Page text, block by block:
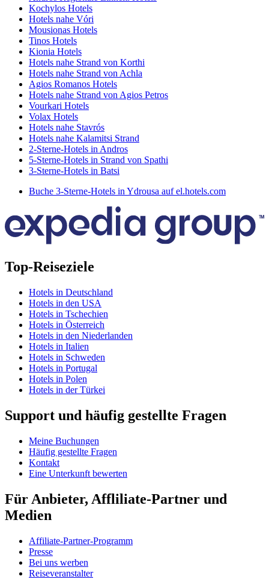
Kochylos Hotels
Hotels nahe Vóri
Mousionas Hotels
Tinos Hotels
Kionia Hotels
Hotels nahe Strand von Korthi
Hotels nahe Strand von Achla
Agios Romanos Hotels
Hotels nahe Strand von Agios Petros
Vourkari Hotels
Volax Hotels
Hotels nahe Stavrós
Hotels nahe Kalamitsi Strand
2-Sterne-Hotels in Andros
5-Sterne-Hotels in Strand von Spathi
3-Sterne-Hotels in Batsi
Buche 3-Sterne-Hotels in Ydrousa auf el.hotels.com
Top-Reiseziele
Hotels in Deutschland
Hotels in den USA
Hotels in Tschechien
Hotels in Österreich
Hotels in den Niederlanden
Hotels in Italien
Hotels in Schweden
Hotels in Portugal
Hotels in Polen
Hotels in der Türkei
Support und häufig gestellte Fragen
Meine Buchungen
Häufig gestellte Fragen
Kontakt
Eine Unterkunft bewerten
Für Anbieter, Affliliate-Partner und
Medien
Affiliate-Partner-Programm
Presse
Bei uns werben
Reiseveranstalter